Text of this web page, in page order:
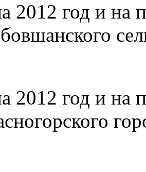
2012 год и на
2012 год и на